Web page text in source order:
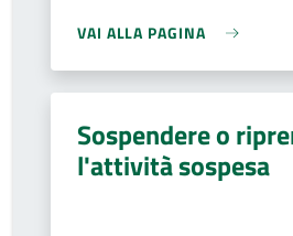
VAI ALLA PAGINA
Sospendere o
l'attività sospesa